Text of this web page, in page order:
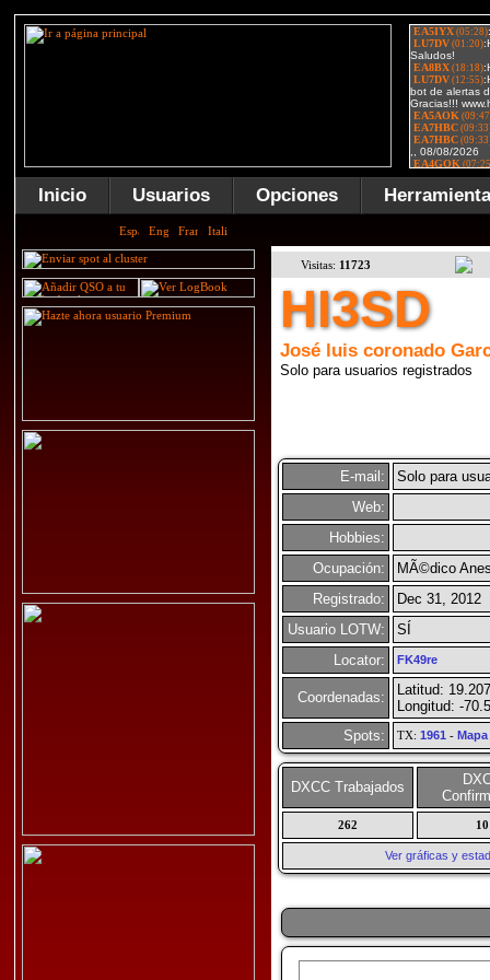
Inicio Usuarios Opciones
Visitas: 11723
HI3SD
José luis coronado
Solo para usuarios registrados
E-mail:
Solo para
Web:
Hobbies:
Ocupación:
MÃ©dico
Registrado:
Dec 31, 2012
Usuario LOTW:
SÍ
Locator:
FK49re
Coordenadas:
Latitud:
Longitud: -
Spots:
TX: 1961 - Mapa
DXCC Trabajados
262 10
Ver gráficas y